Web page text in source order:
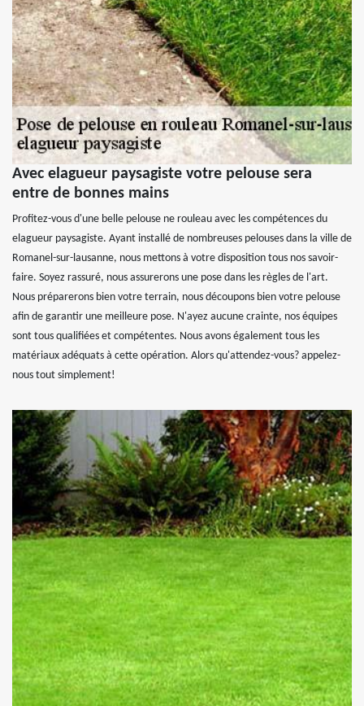
Avec elagueur paysagiste votre pelouse sera
entre de bonnes mains
Profitez-vous d'une belle pelouse ne rouleau avec les compétences du
elagueur paysagiste. Ayant installé de nombreuses pelouses dans la ville de
Romanel-sur-lausanne, nous mettons à votre disposition tous nos savoir-
faire. Soyez rassuré, nous assurerons une pose dans les règles de l'art.
Nous préparerons bien votre terrain, nous découpons bien votre pelouse
afin de garantir une meilleure pose. N'ayez aucune crainte, nos équipes
sont tous qualifiées et compétentes. Nous avons également tous les
matériaux adéquats à cette opération. Alors qu'attendez-vous? appelez-
nous tout simplement!